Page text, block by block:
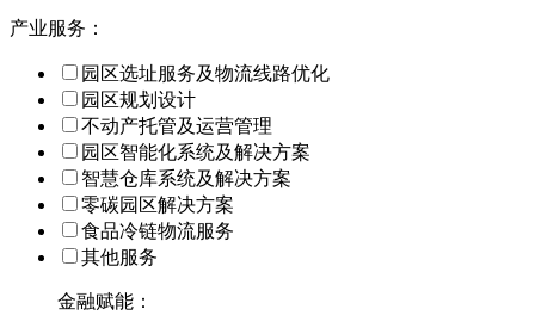
产业服务：
园区选址服务及物流线路优化
园区规划设计
不动产托管及运营管理
园区智能化系统及解决方案
智慧仓库系统及解决方案
零碳园区解决方案
食品冷链物流服务
其他服务
金融赋能：